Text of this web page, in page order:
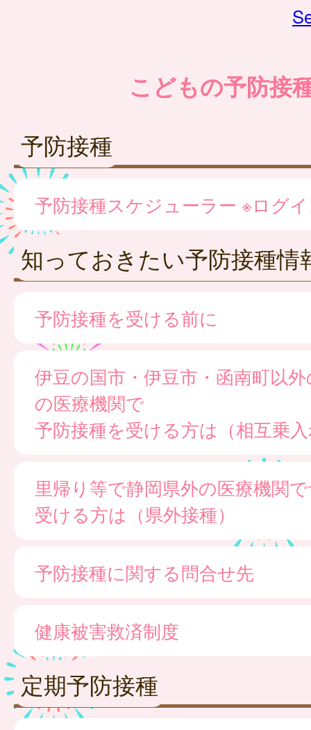
こどもの予防接
予防接種
予防接種スケジューラー ※ログ
知っておきたい予防接種情
予防接種を受ける前に
伊豆の国市・伊豆市・函南町以
の医療機関で
予防接種を受ける方は（相互乗
里帰り等で静岡県外の医療機関
受ける方は（県外接種）
予防接種に関する問合せ先
健康被害救済制度
定期予防接種